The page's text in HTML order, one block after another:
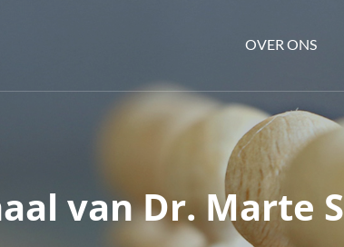
OVER ONS
van Dr. Marte S